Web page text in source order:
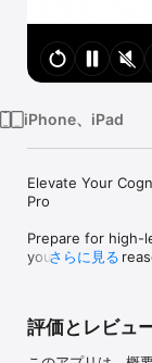
iPhone、iPad
Elevate Your
Pro
Prepare for high-
your abstract
stimulate your
さらに見る
評価とレビュ